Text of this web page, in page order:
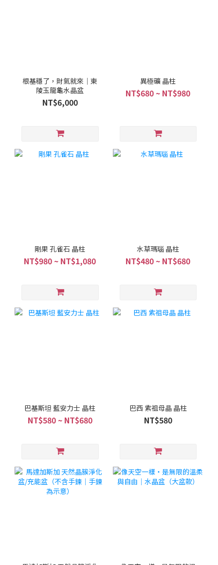
根基穩了，財氣就來｜東
陵玉龍龜水晶盆
NT$6,000
異極礦 晶柱
NT$680 ~ NT$980
剛果 孔雀石 晶柱
NT$980 ~ NT$1,080
水草瑪瑙 晶柱
NT$480 ~ NT$680
巴基斯坦 藍安力士 晶柱
NT$580 ~ NT$680
巴西 紫祖母晶 晶柱
NT$580